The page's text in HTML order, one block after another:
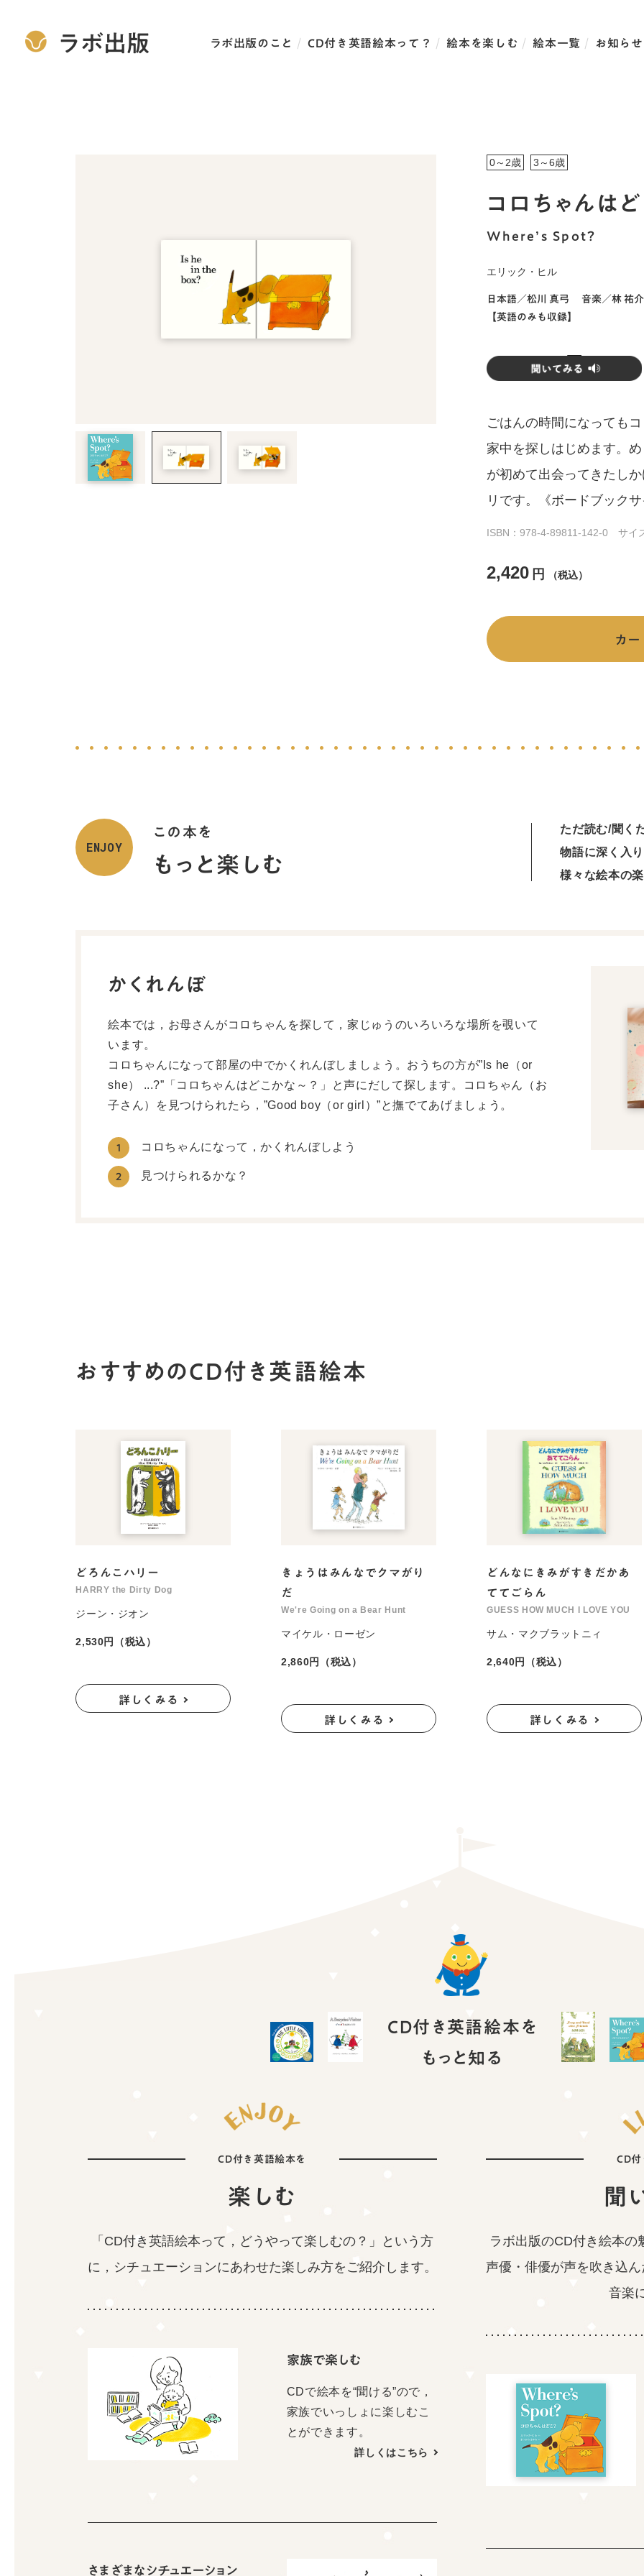
ラボ出版 ラボ出版のこと CD付き英語絵本って？ 絵本を楽しむ 絵本一覧 お知ら
0～2歳 3～6歳
コロちゃんはど
Where’s Spot？
エリック・ヒル
日本語／松川 真弓 音楽／林 祐介
【英語のみも収録】
ごはんの時間になっても
家中を探しはじめます。
が初めて出会ってきたし
リです。《ボードブックサ
ISBN：978-4-89811-142-0 サイ
2,420 円 （税込）
カー
ENJOY
この本を
もっと楽しむ
ただ読む/聞く
物語に深く入
様々な絵本の
かくれんぼ
絵本では，お母さんがコロちゃんを探して，家じゅうのいろいろな場所を覗いて
います。
コロちゃんになって部屋の中でかくれんぼしましょう。おうちの方が”Is he（or
she） ...?”「コロちゃんはどこかな～？」と声にだして探します。コロちゃん（お
子さん）を見つけられたら，”Good boy（or girl）”と撫でてあげましょう。
1 コロちゃんになって，かくれんぼしよう
2 見つけられるかな？
おすすめのCD付き英語絵本
どろんこハリー
HARRY the Dirty Dog
ジーン・ジオン
2,530円（税込）
詳しくみる
きょうはみんなでクマがり
だ
We're Going on a Bear Hunt
マイケル・ローゼン
2,860円（税込）
詳しくみる
どんなにきみがすきだかあ
ててごらん
GUESS HOW MUCH I LOVE YOU
サム・マクブラットニィ
2,640円（税込）
詳しくみる
CD付き英語絵本を
もっと知る
CD付き英語絵本を
楽しむ
「CD付き英語絵本って，どうやって楽しむの？」という方
に， シチュエーションにあわせた楽しみ方をご紹介します。
家族で楽しむ
CDで絵本を“聞ける”ので，
家族でいっしょに楽しむこ
とができます。
詳しくはこちら
さまざまなシチュエーション
CD付
聞
ラボ出版のCD付き絵本の
声優・俳優が声を吹き込
音楽